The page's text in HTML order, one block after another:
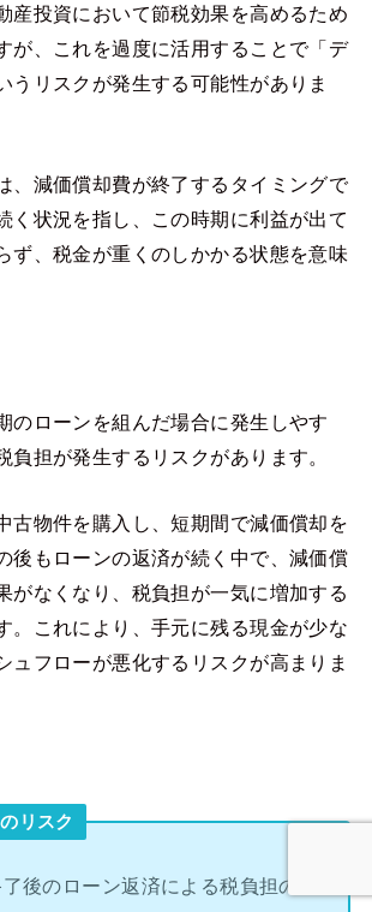
産投資において節税効果を高めるため
が、これを過度に活用することで「デ
うリスクが発生する可能性がありま
、減価償却費が終了するタイミングで
く状況を指し、この時期に利益が出て
ず、税金が重くのしかかる状態を意味
のローンを組んだ場合に発生しやす
負担が発生するリスクがあります。
古物件を購入し、短期間で減価償却を
後もローンの返済が続く中で、減価償
がなくなり、税負担が一気に増加する
。これにより、手元に残る現金が少な
ュフローが悪化するリスクが高まりま
リスク
後のローン返済による税負担の増